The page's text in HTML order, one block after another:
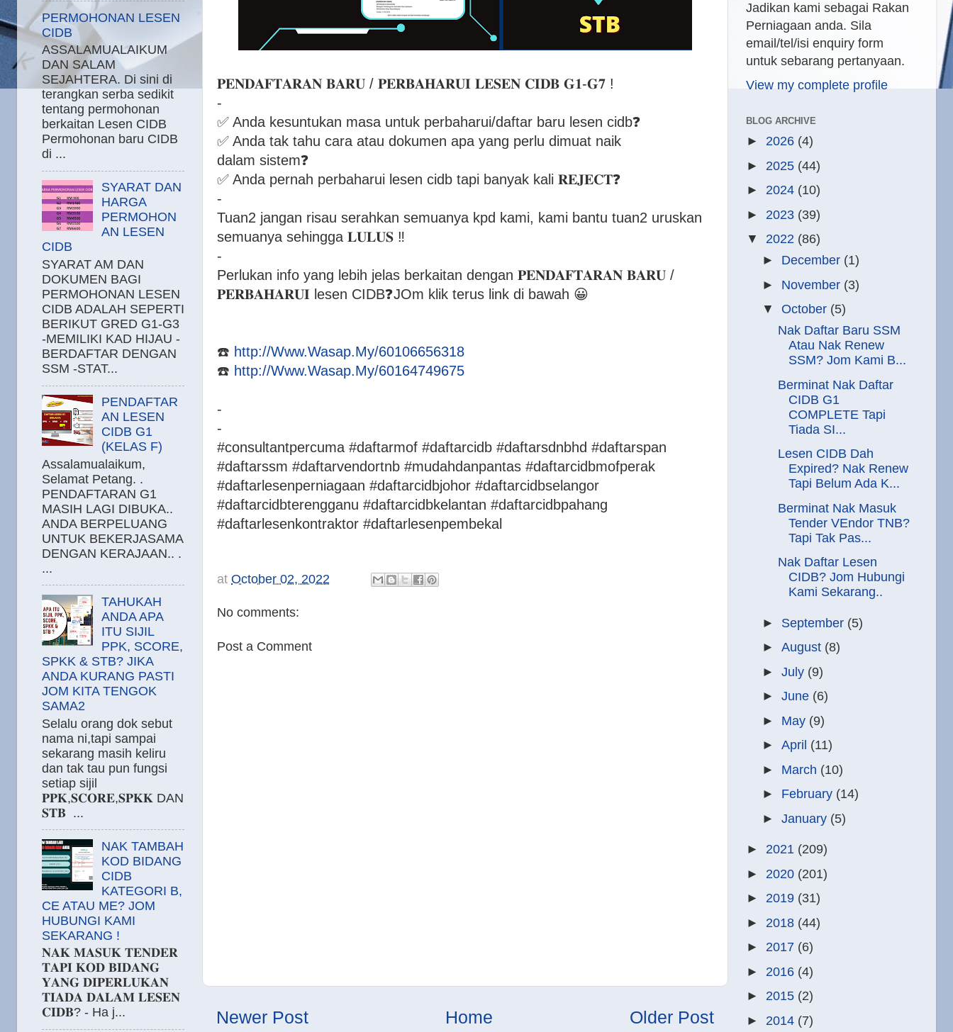
𝐏𝐄𝐍𝐃𝐀𝐅𝐓𝐀𝐑𝐀𝐍 𝐁𝐀𝐑𝐔 / 𝐏𝐄𝐑𝐁𝐀𝐇𝐀𝐑𝐔𝐈 𝐋𝐄𝐒𝐄𝐍 𝐂𝐈𝐃𝐁 𝐆𝟏-𝐆𝟕 !
-
✅ Anda kesuntukan masa untuk perbaharui/daftar baru lesen cidb❓
✅ Anda tak tahu cara atau dokumen apa yang perlu dimuat naik
dalam sistem❓
✅ Anda pernah perbaharui lesen cidb tapi banyak kali 𝐑𝐄𝐉𝐄𝐂𝐓❓
-
Tuan2 jangan risau serahkan semuanya kpd kami, kami bantu tuan2 uruskan
semuanya sehingga 𝐋𝐔𝐋𝐔𝐒 ‼
-
Perlukan info yang lebih jelas berkaitan dengan 𝐏𝐄𝐍𝐃𝐀𝐅𝐓𝐀𝐑𝐀𝐍 𝐁𝐀𝐑𝐔 /
𝐏𝐄𝐑𝐁𝐀𝐇𝐀𝐑𝐔𝐈 lesen CIDB❓JOm klik terus link di bawah 😀
☎️ http://Www.Wasap.My/60106656318
☎️ http://Www.Wasap.My/60164749675
-
-
#consultantpercuma #daftarmof #daftarcidb #daftarsdnbhd #daftarspan
#daftarssm #daftarvendortnb #mudahdanpantas #daftarcidbmofperak
#daftarlesenperniagaan #daftarcidbjohor #daftarcidbselangor
#daftarcidbterengganu #daftarcidbkelantan #daftarcidbpahang
#daftarlesenkontraktor #daftarlesenpembekal
at October 02, 2022
No comments:
Post a Comment
Newer Post Older Post
Home
PERMOHONAN LESEN
CIDB
ASSALAMUALAIKUM
DAN SALAM
SEJAHTERA. Di sini di
terangkan serba sedikit
tentang permohonan
berkaitan Lesen CIDB
Permohonan baru CIDB
di ...
SYARAT DAN
HARGA
PERMOHON
AN LESEN
CIDB
SYARAT AM DAN
DOKUMEN BAGI
PERMOHONAN LESEN
CIDB ADALAH SEPERTI
BERIKUT GRED G1-G3
-MEMILIKI KAD HIJAU -
BERDAFTAR DENGAN
SSM -STAT...
PENDAFTAR
AN LESEN
CIDB G1
(KELAS F)
Assalamualaikum,
Selamat Petang. .
PENDAFTARAN G1
MASIH LAGI DIBUKA..
ANDA BERPELUANG
UNTUK BEKERJASAMA
DENGAN KERAJAAN.. .
...
TAHUKAH
ANDA APA
ITU SIJIL
PPK, SCORE,
SPKK & STB? JIKA
ANDA KURANG PASTI
JOM KITA TENGOK
SAMA2
Selalu orang dok sebut
nama ni,tapi sampai
sekarang masih keliru
dan tak tau pun fungsi
setiap sijil
𝐏𝐏𝐊,𝐒𝐂𝐎𝐑𝐄,𝐒𝐏𝐊𝐊 DAN
𝐒𝐓𝐁 ...
NAK TAMBAH
KOD BIDANG
CIDB
KATEGORI B,
CE ATAU ME? JOM
HUBUNGI KAMI
SEKARANG !
𝐍𝐀𝐊 𝐌𝐀𝐒𝐔𝐊 𝐓𝐄𝐍𝐃𝐄𝐑
𝐓𝐀𝐏𝐈 𝐊𝐎𝐃 𝐁𝐈𝐃𝐀𝐍𝐆
𝐘𝐀𝐍𝐆 𝐃𝐈𝐏𝐄𝐑𝐋𝐔𝐊𝐀𝐍
𝐓𝐈𝐀𝐃𝐀 𝐃𝐀𝐋𝐀𝐌 𝐋𝐄𝐒𝐄𝐍
𝐂𝐈𝐃𝐁? - Ha j...
Jadikan kami sebagai Rakan
Perniagaan anda. Sila
email/tel/isi enquiry form
untuk sebarang pertanyaan.
View my complete profile
BLOG ARCHIVE
► 2026 (4)
► 2025 (44)
► 2024 (10)
► 2023 (39)
▼ 2022 (86)
► December (1)
► November (3)
▼ October (5)
Nak Daftar Baru SSM
Atau Nak Renew
SSM? Jom Kami B...
Berminat Nak Daftar
CIDB G1
COMPLETE Tapi
Tiada SI...
Lesen CIDB Dah
Expired? Nak Renew
Tapi Belum Ada K...
Berminat Nak Masuk
Tender VEndor TNB?
Tapi Tak Pas...
Nak Daftar Lesen
CIDB? Jom Hubungi
Kami Sekarang..
► September (5)
► August (8)
► July (9)
► June (6)
► May (9)
► April (11)
► March (10)
► February (14)
► January (5)
► 2021 (209)
► 2020 (201)
► 2019 (31)
► 2018 (44)
► 2017 (6)
► 2016 (4)
► 2015 (2)
► 2014 (7)